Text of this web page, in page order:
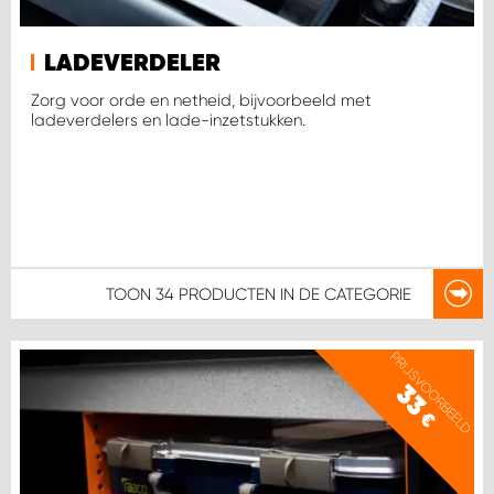
LADEVERDELER
Zorg voor orde en netheid, bijvoorbeeld met
ladeverdelers en lade-inzetstukken.
TOON 34 PRODUCTEN IN DE CATEGORIE
PRIJSVOORBEELD
33
€
WORK SYSTEM SIMPELVELD
WORK SYSTEM UITHOORN
WORK SYSTEM ZWARTEBROEK